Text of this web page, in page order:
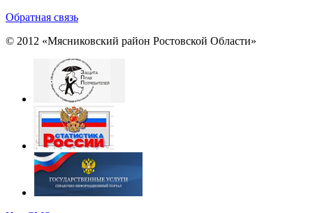
Обратная связь
© 2012 «Мясниковский район Ростовской Области»